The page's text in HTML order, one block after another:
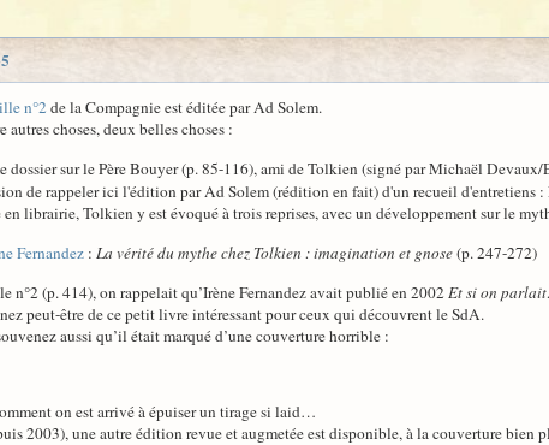
n°2 de la Compagnie est éditée par Ad Solem.
autres choses, deux belles choses :
dossier sur le Père Bouyer (p. 85-116), ami de Tolkien (signé par Michaël
de rappeler ici l'édition par Ad Solem (rédition en fait) d'un recueil d'entretiens
librairie, Tolkien y est évoqué à trois reprises, avec un développement sur le
Fernandez : La vérité du mythe chez Tolkien : imagination et gnose(p. 247-272)
n°2 (p. 414), on rappelait qu’Irène Fernandez avait publié en 2002Et si on
peut-être de ce petit livre intéressant pour ceux qui découvrent le SdA.
aussi qu’il était marqué d’une couverture horrible :
on est arrivé à épuiser un tirage si laid…
2003), une autre édition revue et augmetée est disponible, à la couverture bien